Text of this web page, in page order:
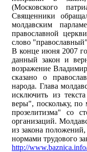
(Московского
Священники
молдавским
православной
слово
В конце июня 2007
данный закон и
возражение
сказано о
народа. Глава
исключить из
веры", поскольку,
прозелитизма" со
организаций.
из закона
нормами трудового
http://